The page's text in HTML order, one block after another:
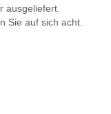
ausgeliefert.
Sie auf sich acht.